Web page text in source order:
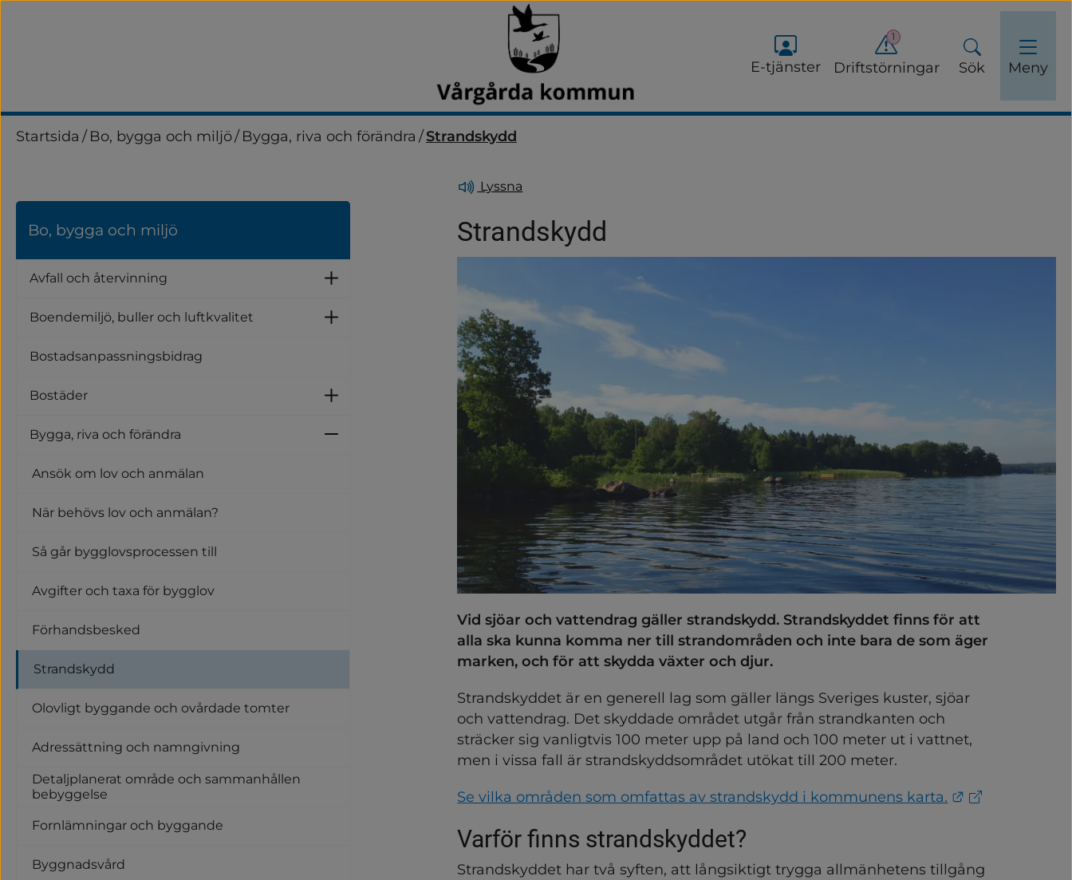
E-tjänster Driftstörningar
1
Sök Meny
Startsida / Bo, bygga och miljö/ Bygga, riva och förändra /Strandskydd
Bo, bygga och miljö
Avfall och återvinning Undersidor för Avfall och återvinning
Boendemiljö, buller och luftkvalitet Undersidor för Boendemiljö, buller och luftkvalitet
Bostadsanpassningsbidrag
Bostäder Undersidor för Bostäder
Bygga, riva och förändra Undersidor för Bygga, riva och förändra
Ansök om lov och anmälan
När behövs lov och anmälan?
Så går bygglovsprocessen till
Avgifter och taxa för bygglov
Förhandsbesked
Strandskydd
Olovligt byggande och ovårdade tomter
Adressättning och namngivning
Detaljplanerat område och sammanhållen
bebyggelse
Fornlämningar och byggande
Byggnadsvård
Lyssna
Strandskydd
Vid sjöar och vattendrag gäller strandskydd. Strandskyddet finns för att
alla ska kunna komma ner till strandområden och inte bara de som äger
marken, och för att skydda växter och djur.
Strandskyddet är en generell lag som gäller längs Sveriges kuster, sjöar
och vattendrag. Det skyddade området utgår från strandkanten och
sträcker sig vanligtvis 100 meter upp på land och 100 meter ut i vattnet,
men i vissa fall är strandskyddsområdet utökat till 200 meter.
Se vilka områden som omfattas av strandskydd i kommunens karta. Länk till
Varför finns strandskyddet?
Strandskyddet har två syften, att långsiktigt trygga allmänhetens tillgång